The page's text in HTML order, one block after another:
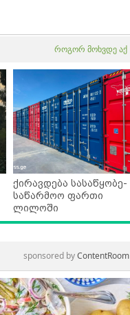
როგორ მოხვდე აქ
ქირავდება სასაწყობე-
საწარმოო ფართი
ლილოში
sponsored byContentRoom